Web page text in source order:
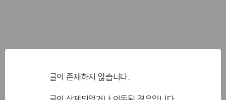
글이 존재하지 않습니다.